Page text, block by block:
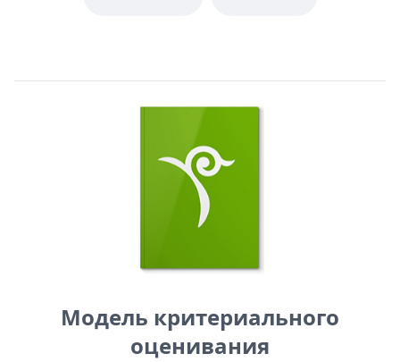
Модель критериального
оценивания